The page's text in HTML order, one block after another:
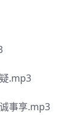
.mp3
事享.mp3